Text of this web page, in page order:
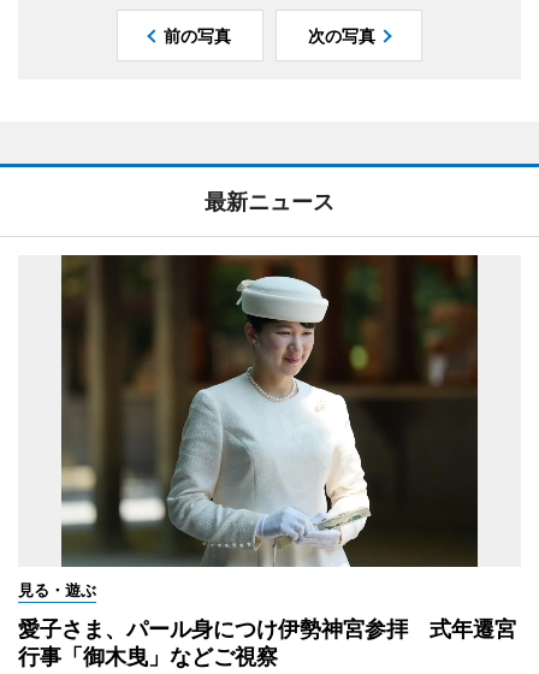
前の写真 次の写真
最新ニュース
見る・遊ぶ
愛子さま、パール身につけ伊勢神宮参拝 式年遷宮
行事「御木曳」などご視察